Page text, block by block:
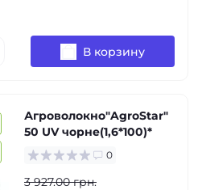
В корзину
Агроволокно"AgroStar"
50 UV чорне(1,6*100)*
0
3 927.00 грн.